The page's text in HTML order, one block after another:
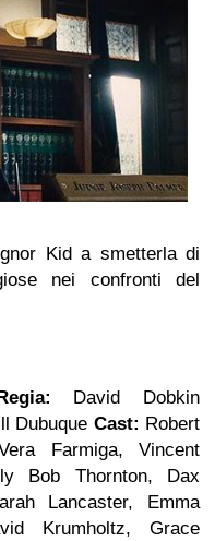
Kid a smetterla di
nei confronti del
David Dobkin
Dubuque Cast: Robert
Farmiga, Vincent
Bob Thornton, Dax
Lancaster, Emma
Krumholtz, Grace